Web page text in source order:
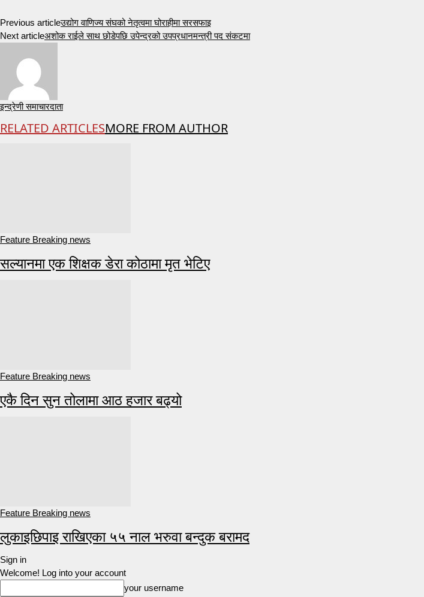
Previous articleउद्योग वाणिज्य संघको नेतृत्वमा घोराहीमा सरसफाइ
Next articleअशोक राईले साथ छोडेपछि उपेन्द्रको उपप्रधानमन्त्री पद संकटमा
इन्द्रेणी समाचारदाता
RELATED ARTICLESMORE FROM AUTHOR
Feature Breaking news
सल्यानमा एक शिक्षक डेरा कोठामा मृत भेटिए
Feature Breaking news
एकै दिन सुन तोलामा आठ हजार बढ्यो
Feature Breaking news
लुकाइछिपाइ राखिएका ५५ नाल भरुवा बन्दुक बरामद
Sign in
Welcome! Log into your account
your username